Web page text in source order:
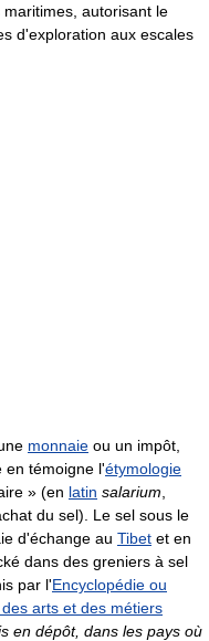
autorisant le
d'exploration aux escales
monnaie ou un impôt,
en témoigne l'étymologie
» (en latin salarium
du sel). Le sel sous le
d'échange au Tibet et en
dans des greniers à sel
par l'Encyclopédie ou
arts et des métiers
en dépôt, dans les pays où